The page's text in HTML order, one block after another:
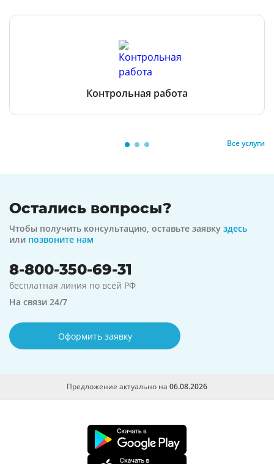
Контрольная работа
Все услуги
Остались вопросы?
Чтобы получить консультацию, оставьте заявку здесь
или позвоните нам
8-800-350-69-31
бесплатная линия по всей РФ
На связи 24/7
Оформить заявку
Предложение актуально на 06.08.2026